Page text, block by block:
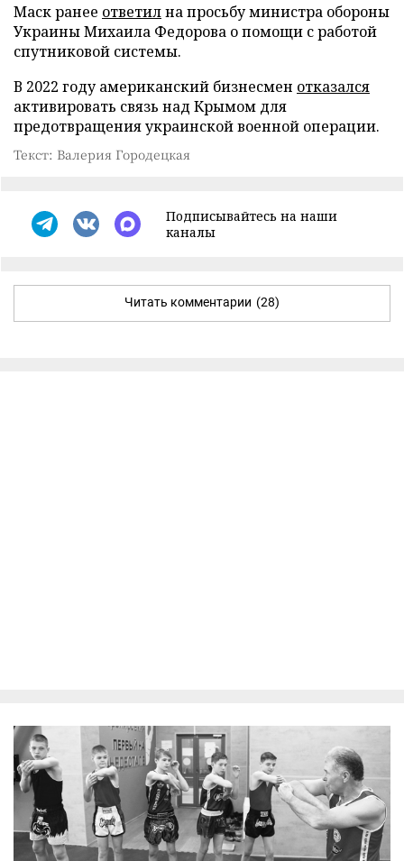
Маск ранее ответилна просьбу министра обороны
Украины Михаила Федорова о помощи с работой
спутниковой системы.
В 2022 году американский бизнесмен отказался
активировать связь над Крымом для
предотвращения украинской военной операции.
Текст: Валерия Городецкая
Подписывайтесь на наши
каналы
Читать комментарии (28)